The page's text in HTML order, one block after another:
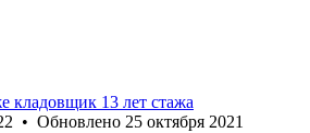
кладовщик 13 лет стажа
• Обновлено 25 октября 2021